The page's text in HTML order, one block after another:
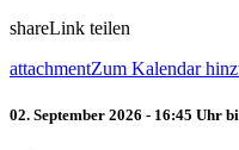
shareLink teilen
attachmentZum Kalendar
02. September 2026 - 16:45 Uhr